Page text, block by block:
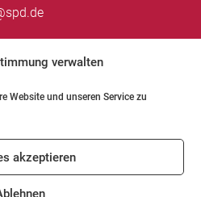
verwalten
Website und unseren Service zu
akzeptieren
(EU)